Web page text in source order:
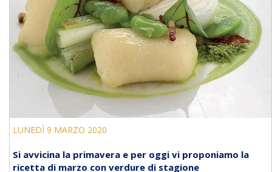
LUNEDÌ 9 MARZO 2020
Si avvicina la primavera e per oggi vi proponiamo la
ricetta di marzo con verdure di stagione